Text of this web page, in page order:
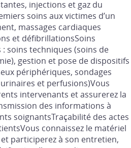
injections et gaz du
soins aux victimes d’un
massages cardiaques
et défibrillationsSoins
soins techniques (soins de
gestion et pose de dispositifs
périphériques, sondages
et perfusions)Vous
intervenants et assurerez la
des informations à
soignantsTraçabilité des actes
connaissez le matériel
participerez à son entretien,